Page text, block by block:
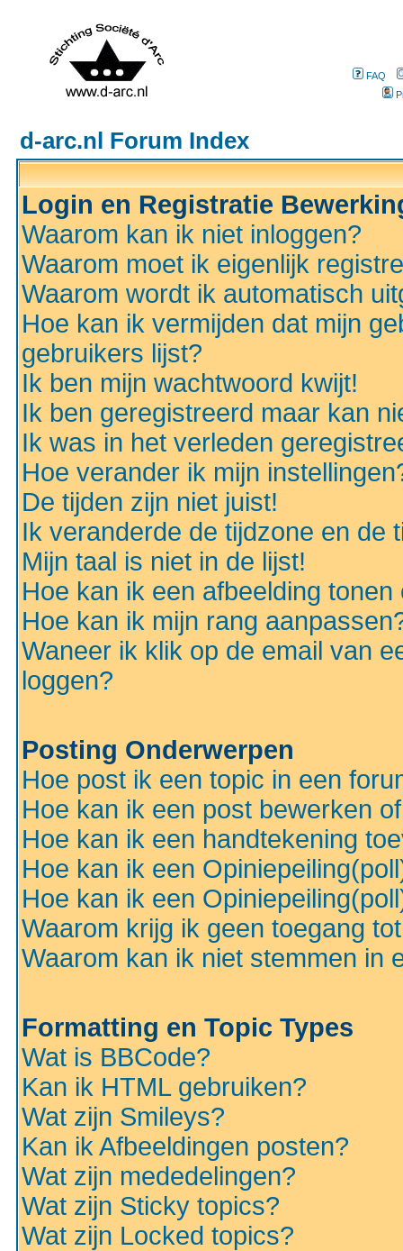
FAQ
d-arc.nl Forum Index
Login en Registratie
Waarom kan ik niet inloggen?
Waarom moet ik eigenlijk
Waarom wordt ik automatisch
Hoe kan ik vermijden dat mijn
gebruikers lijst?
Ik ben mijn wachtwoord kwijt!
Ik ben geregistreerd maar kan
Ik was in het verleden
Hoe verander ik mijn
De tijden zijn niet juist!
Ik veranderde de tijdzone en de
Mijn taal is niet in de lijst!
Hoe kan ik een afbeelding
Hoe kan ik mijn rang
Waneer ik klik op de email van
loggen?
Posting Onderwerpen
Hoe post ik een topic in een
Hoe kan ik een post bewerken
Hoe kan ik een handtekening
Hoe kan ik een
Hoe kan ik een
Waarom krijg ik geen toegang
Waarom kan ik niet stemmen in
Formatting en Topic Types
Wat is BBCode?
Kan ik HTML gebruiken?
Wat zijn Smileys?
Kan ik Afbeeldingen posten?
Wat zijn mededelingen?
Wat zijn Sticky topics?
Wat zijn Locked topics?